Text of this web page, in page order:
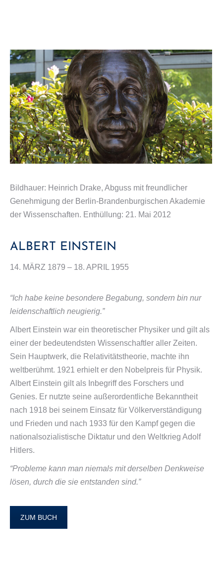
Bildhauer: Heinrich Drake, Abguss mit freundlicher
Genehmigung der Berlin-Brandenburgischen Akademie
der Wissenschaften. Enthüllung: 21. Mai 2012
ALBERT EINSTEIN
14. MÄRZ 1879 – 18. APRIL 1955
“Ich habe keine besondere Begabung, sondern bin nur
leidenschaftlich neugierig.”
Albert Einstein war ein theoretischer Physiker und gilt als
einer der bedeutendsten Wissenschaftler aller Zeiten.
Sein Hauptwerk, die Relativitätstheorie, machte ihn
weltberühmt. 1921 erhielt er den Nobelpreis für Physik.
Albert Einstein gilt als Inbegriff des Forschers und
Genies. Er nutzte seine außerordentliche Bekanntheit
nach 1918 bei seinem Einsatz für Völkerverständigung
und Frieden und nach 1933 für den Kampf gegen die
nationalsozialistische Diktatur und den Weltkrieg Adolf
Hitlers.
“Probleme kann man niemals mit derselben Denkweise
lösen, durch die sie entstanden sind.”
ZUM BUCH